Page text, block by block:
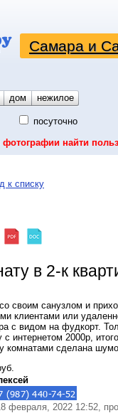
Самара и
дом гараж
участок
нежилое
посуточно
фотографии найти
к списку
в 2-к
своим санузлом и
клиентами или
с видом на фудкорт.
интернетом 2000р,
сделана
февраля, 2022 12:52,